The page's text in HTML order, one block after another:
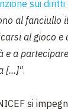
sui
al fanciullo
al gioco
e a
[...]".
si